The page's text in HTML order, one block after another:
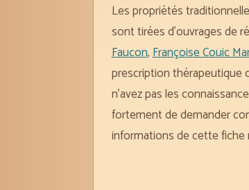
Les propriétés
sont tirées d’ouvrages de
Faucon,Françoise Couic
prescription thérapeutique
n’avez pas les
fortement de demander
informations de cette fiche